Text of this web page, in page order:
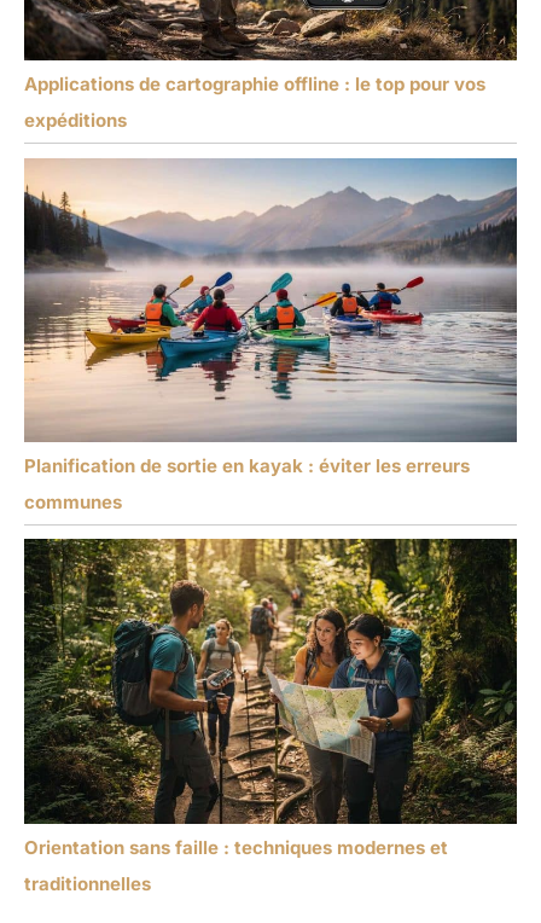
Applications de cartographie offline : le top pour vos
expéditions
Planification de sortie en kayak : éviter les erreurs
communes
Orientation sans faille : techniques modernes et
traditionnelles